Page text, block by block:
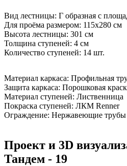
Вид лестницы: Г образная с
Для проёма размером: 115х280 см
Высота лестницы: 301 см
Толщина ступеней: 4 см
Количество ступеней: 14 шт.
Материал каркаса: Профильная
Защита каркаса: Порошковая
Материал ступеней: Лиственница
Покраска ступеней: ЛКМ Renner
Ограждение: Нержавеющие трубы
Проект и 3D
Тандем - 19